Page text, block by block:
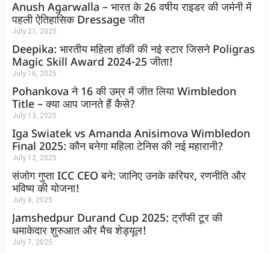
Anush Agarwalla – भारत के 26 वर्षीय राइडर की जर्मनी में
पहली ऐतिहासिक Dressage जीत
July 21, 2025
Deepika: भारतीय महिला हॉकी की नई स्टार जिसने Poligras
Magic Skill Award 2024-25 जीता!
July 16, 2025
Pohankova ने 16 की उम्र में जीत लिया Wimbledon
Title – क्या आप जानते हैं कैसे?
July 13, 2025
Iga Swiatek vs Amanda Anisimova Wimbledon
Final 2025: कौन बनेगा महिला टेनिस की नई महारानी?
July 12, 2025
संजोग गुप्ता ICC CEO बने: जानिए उनके करियर, रणनीति और
भविष्य की योजना!
July 8, 2025
Jamshedpur Durand Cup 2025: ट्रॉफी टूर की
धमाकेदार शुरुआत और मैच शेड्यूल!
July 7, 2025